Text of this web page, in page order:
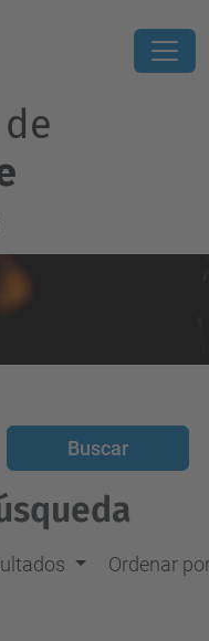
Ordenar